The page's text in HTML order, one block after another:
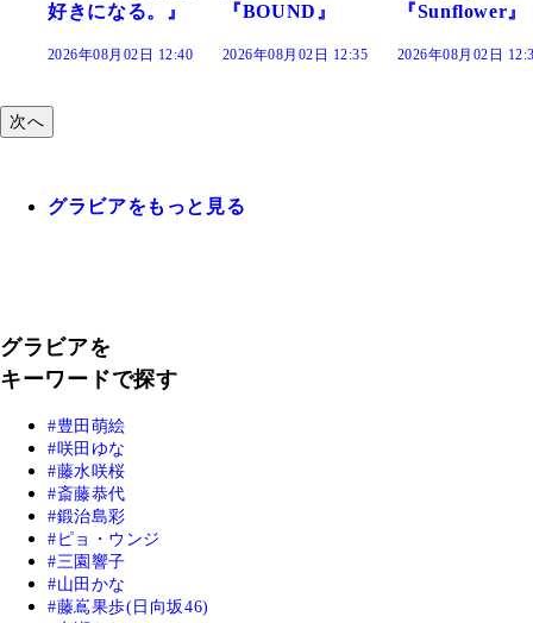
好きになる。』
2026年08月02日 12:40
『BOUND』
2026年08月02日 12:35
『Sunflower』
2026年08月02日
次へ
グラビアをもっと見る
グラビアを
キーワードで探す
豊田萌絵
咲田ゆな
藤水咲桜
斎藤恭代
鍛治島彩
ピョ・ウンジ
三園響子
山田かな
藤嶌果歩(日向坂46)